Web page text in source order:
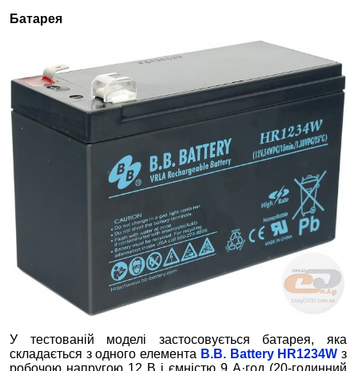
Батарея
У тестованій моделі застосовується батарея, яка
складається з одного елемента B.B. Battery HR1234W з
робочою напругою 12 В і ємністю 9 А·год (20-годинний